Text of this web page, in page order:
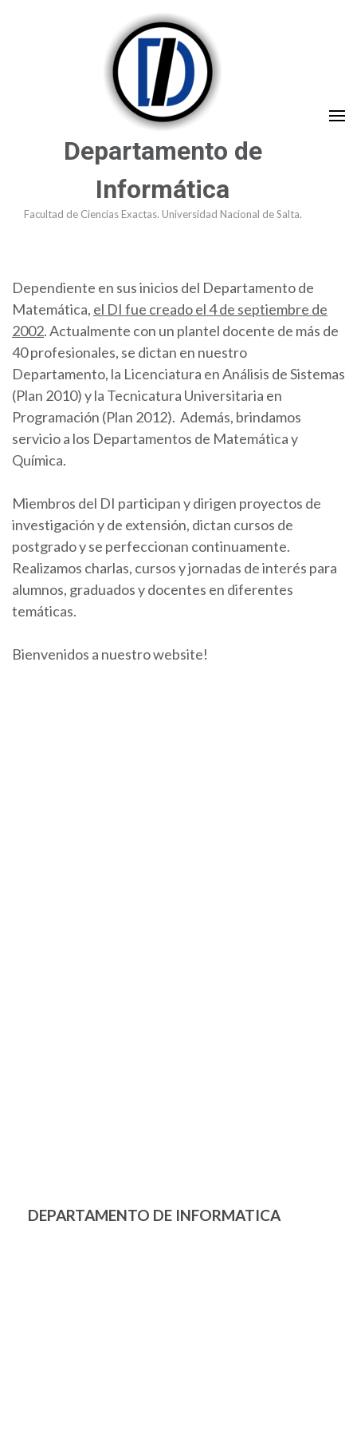
Departamento de
Informática
Facultad de Ciencias Exactas. Universidad Nacional de Salta.
Dependiente en sus inicios del Departamento de
Matemática, el DI fue creado el 4 de septiembre de
2002. Actualmente con un plantel docente de más de
40 profesionales, se dictan en nuestro
Departamento, la Licenciatura en Análisis de Sistemas
(Plan 2010) y la Tecnicatura Universitaria en
Programación (Plan 2012). Además, brindamos
servicio a los Departamentos de Matemática y
Química.
Miembros del DI participan y dirigen proyectos de
investigación y de extensión, dictan cursos de
postgrado y se perfeccionan continuamente.
Realizamos charlas, cursos y jornadas de interés para
alumnos, graduados y docentes en diferentes
temáticas.
Bienvenidos a nuestro website!
DEPARTAMENTO DE INFORMATICA